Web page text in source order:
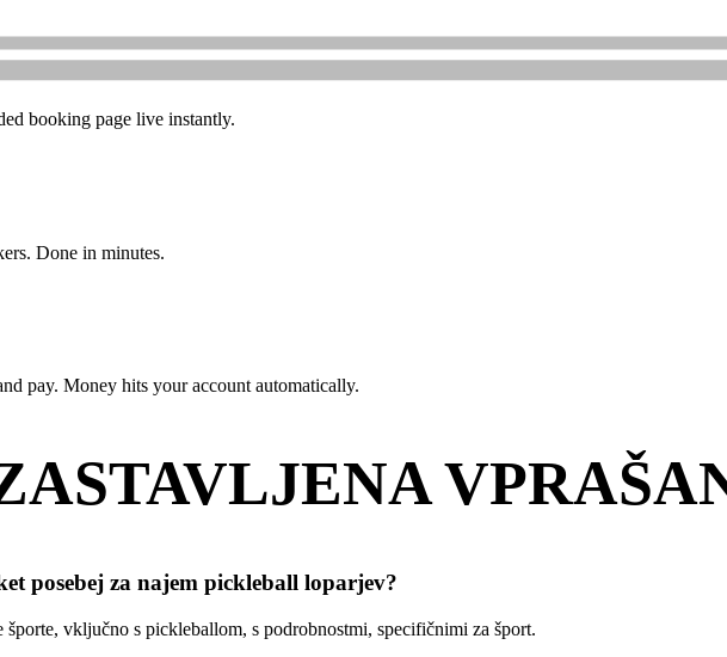
booking page live instantly.
Done in minutes.
pay. Money hits your account automatically.
posebej za najem pickleball loparjev?
vključno s pickleballom, s podrobnostmi, specifičnimi za šport.